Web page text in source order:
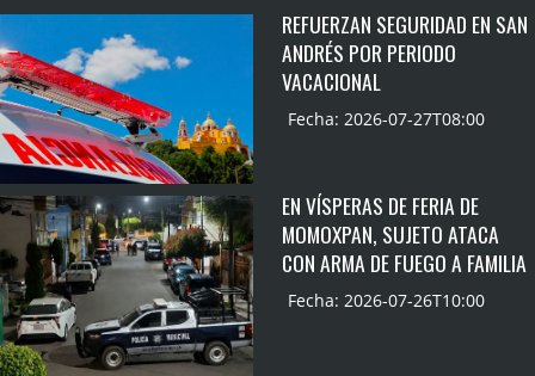
REFUERZAN SEGURIDAD EN SAN
ANDRÉS POR PERIODO
VACACIONAL
Fecha: 2026-07-27T08:00
EN VÍSPERAS DE FERIA DE
MOMOXPAN, SUJETO ATACA
CON ARMA DE FUEGO A FAMILIA
Fecha: 2026-07-26T10:00